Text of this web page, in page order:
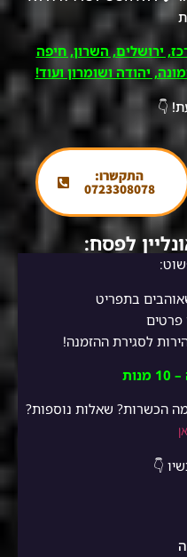
ירושלים, השרון, חיפה
יהודה ושומרון ועוד!
👇
התקשרו:
0723308078
לפסח:
בתפריט
פרטים
הכשרות? שאלות נוספות?
👇